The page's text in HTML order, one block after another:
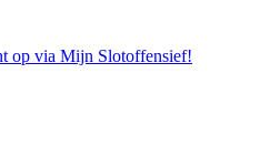
op via Mijn Slotoffensief!